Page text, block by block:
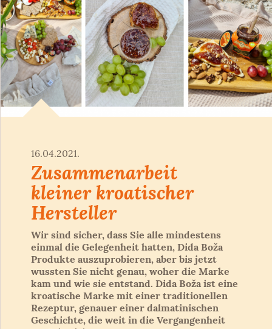
16.04.2021.
Zusammenarbeit
kleiner kroatischer
Hersteller
Wir sind sicher, dass Sie alle mindestens
einmal die Gelegenheit hatten, Dida Boža
Produkte auszuprobieren, aber bis jetzt
wussten Sie nicht genau, woher die Marke
kam und wie sie entstand. Dida Boža ist eine
kroatische Marke mit einer traditionellen
Rezeptur, genauer einer dalmatinischen
Geschichte, die weit in die Vergangenheit